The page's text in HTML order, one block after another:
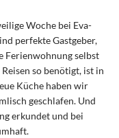
Woche bei Eva-
perfekte Gastgeber,
Ferienwohnung selbst
so benötigt, ist in
Küche haben wir
geschlafen. Und
erkundet und bei